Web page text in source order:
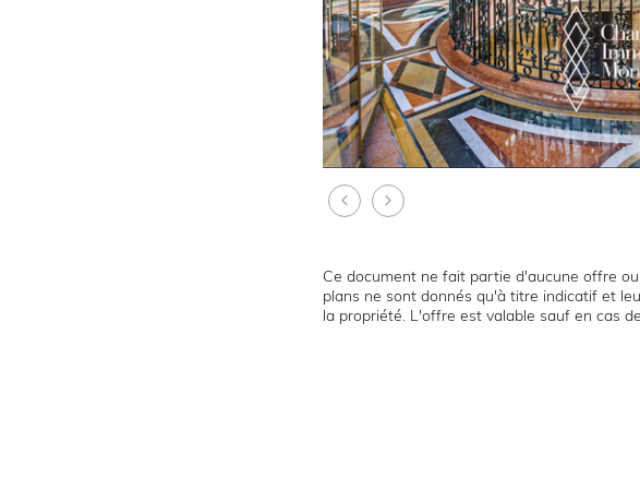
Ce document ne fait partie d'aucune offre
plans ne sont donnés qu'à titre indicatif et
la propriété. L'offre est valable sauf en cas